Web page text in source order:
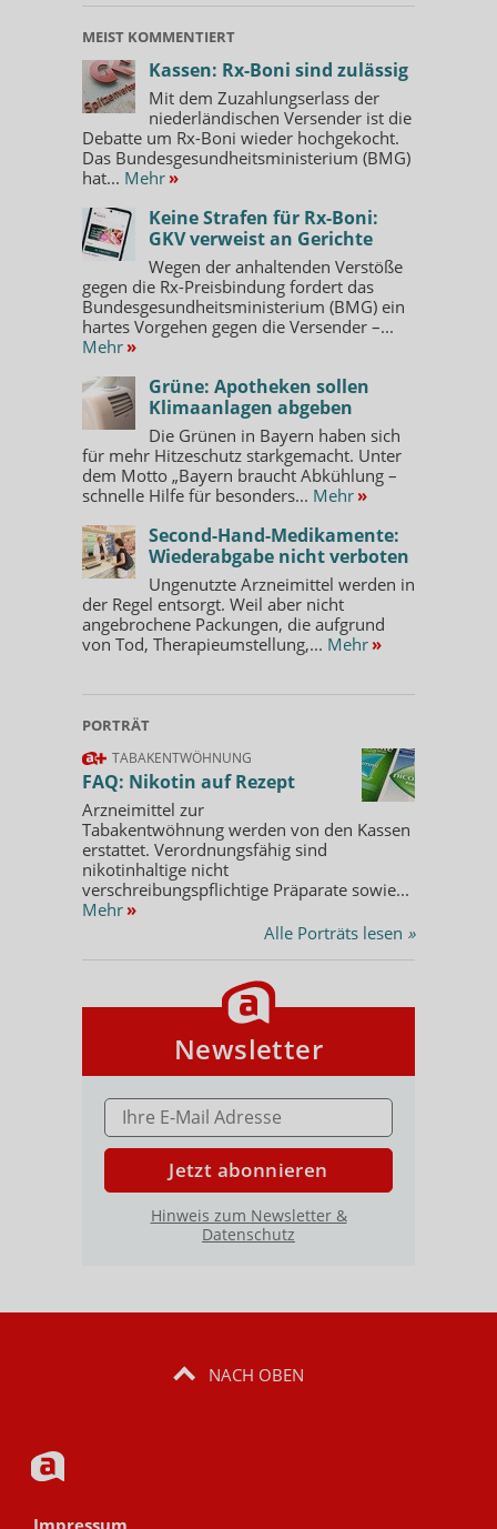
MEIST KOMMENTIERT
Kassen: Rx-Boni sind zulässig
Mit dem Zuzahlungserlass der
niederländischen Versender ist die
Debatte um Rx-Boni wieder hochgekocht.
Das Bundesgesundheitsministerium (BMG)
hat... Mehr »
Keine Strafen für Rx-Boni:
GKV verweist an Gerichte
Wegen der anhaltenden Verstöße
gegen die Rx-Preisbindung fordert das
Bundesgesundheitsministerium (BMG) ein
hartes Vorgehen gegen die Versender –...
Mehr »
Grüne: Apotheken sollen
Klimaanlagen abgeben
Die Grünen in Bayern haben sich
für mehr Hitzeschutz starkgemacht. Unter
dem Motto „Bayern braucht Abkühlung –
schnelle Hilfe für besonders... Mehr »
Second-Hand-Medikamente:
Wiederabgabe nicht verboten
Ungenutzte Arzneimittel werden in
der Regel entsorgt. Weil aber nicht
angebrochene Packungen, die aufgrund
von Tod, Therapieumstellung,... Mehr »
PORTRÄT
TABAKENTWÖHNUNG
FAQ: Nikotin auf Rezept
Arzneimittel zur
Tabakentwöhnung werden von den Kassen
erstattet. Verordnungsfähig sind
nikotinhaltige nicht
verschreibungspflichtige Präparate sowie...
Mehr »
Alle Porträts lesen »
Newsletter
E-MAIL ADRESSE
Jetzt abonnieren
Hinweis zum Newsletter &
Datenschutz
NACH OBEN
Impressum